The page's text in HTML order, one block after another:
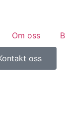
Om oss
oss